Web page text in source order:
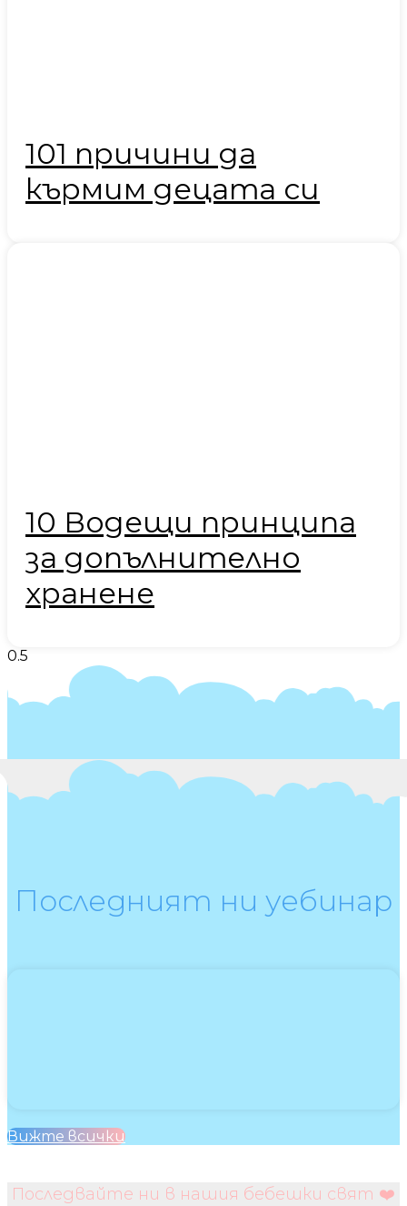
101 причини да
кърмим децата си
10 Водещи принципа
за допълнително
хранене
Последният ни уебинар
Вижте всички
Последвайте ни в нашия бебешки свят ❤️